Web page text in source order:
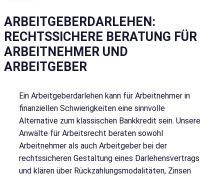
ARBEITGEBERDARLEHEN:
RECHTSSICHERE BERATUNG FÜR
ARBEITNEHMER UND
ARBEITGEBER
Ein Arbeitgeberdarlehen kann für Arbeitnehmer in
finanziellen Schwierigkeiten eine sinnvolle
Alternative zum klassischen Bankkredit sein. Unsere
Anwälte für Arbeitsrecht beraten sowohl
Arbeitnehmer als auch Arbeitgeber bei der
rechtssicheren Gestaltung eines Darlehensvertrags
und klären über Rückzahlungsmodalitäten, Zinsen